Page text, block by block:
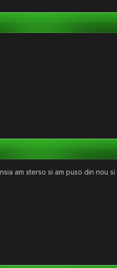
am sterso si am puso din nou si